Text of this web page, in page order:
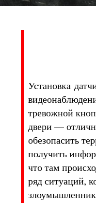
Установка
тревожной
двери —
обезопасить
получить
что там
ряд ситуаций,